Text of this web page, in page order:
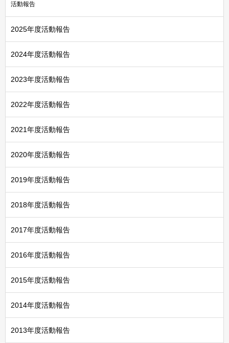
活動報告
2025年度活動報告
2024年度活動報告
2023年度活動報告
2022年度活動報告
2021年度活動報告
2020年度活動報告
2019年度活動報告
2018年度活動報告
2017年度活動報告
2016年度活動報告
2015年度活動報告
2014年度活動報告
2013年度活動報告